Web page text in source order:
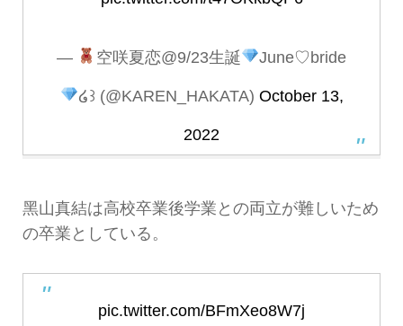
— 空咲夏恋@9/23生誕 June♡bride
໒꒱ (@KAREN_HAKATA) October 13,
2022
黑山真結は高校卒業後学業との両立が難しいため
の卒業としている。
pic.twitter.com/BFmXeo8W7j